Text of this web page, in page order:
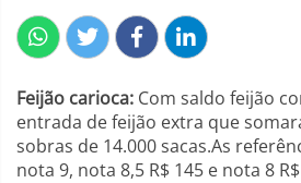
Feijão carioca: Com saldo feijão
entrada de feijão extra que
sobras de 14.000 sacas.As
nota 9, nota 8,5 R$ 145 e nota 8